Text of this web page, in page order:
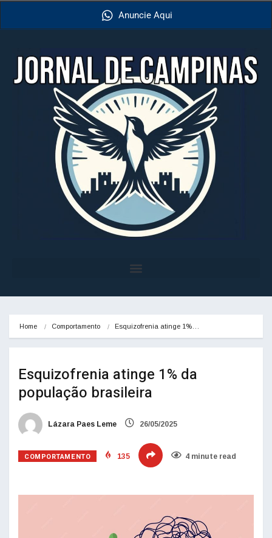
Anuncie Aqui
Home Comportamento Esquizofrenia atinge 1%…
Esquizofrenia atinge 1% da
população brasileira
Lázara Paes Leme 26/05/2025
COMPORTAMENTO 135 4 minute read